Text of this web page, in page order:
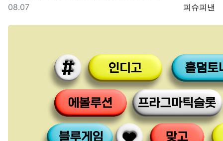
등록자
피슈피낸
등록일
08.07